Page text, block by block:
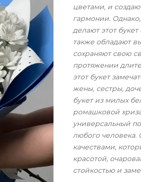
цветами, и
гармонии.
делают этот
также обладают
сохраняют свою
протяжении
этот букет
жены, сестры,
букет из милых
ромашковой
универсальный
любого человека.
качествами,
красотой,
стойкостью и